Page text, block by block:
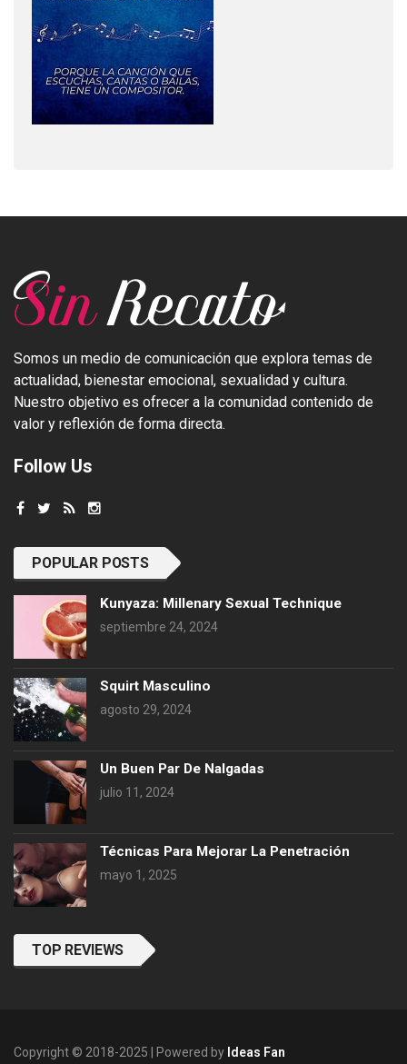
Somos un medio de comunicación que explora temas de
actualidad, bienestar emocional, sexualidad y cultura.
Nuestro objetivo es ofrecer a la comunidad contenido de
valor y reflexión de forma directa.
Follow Us
POPULAR POSTS
Kunyaza: Millenary Sexual Technique
septiembre 24, 2024
Squirt Masculino
agosto 29, 2024
Un Buen Par De Nalgadas
julio 11, 2024
Técnicas Para Mejorar La Penetración
mayo 1, 2025
TOP REVIEWS
Copyright © 2018-2025 | Powered by Ideas Fan